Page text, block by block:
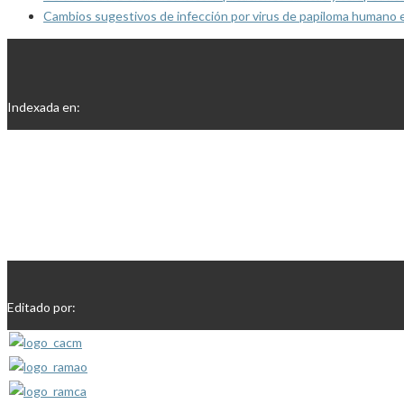
Cambios sugestivos de infección por virus de papiloma
Indexada en:
Editado por: